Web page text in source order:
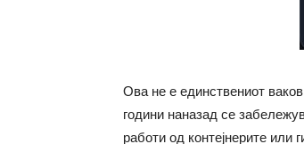
Ова не е единствениот
години наназад се
работи од контејнерите или